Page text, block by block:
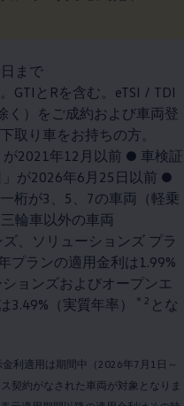
まで
GTIとRを含む。eTSI / TDI
く）をご成約および車両登
取り車をお持ちの方。
2021年12月以前 ● 車検証
が2026年6月25日以前 ●
桁が3、5、7の車両（軽乗
輪車以外の車両
、ソリューションズ プラ
プランの適用金利は1.99%
ョンズおよびオープンエ
（実質年率）
＊2 とな
利適用は期間中（2026年7月1日～
契約がなされた車両が対象となりま